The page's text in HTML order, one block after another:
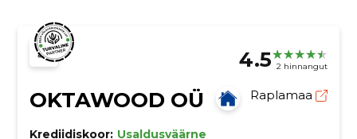
4.5 2 hinnangut
OKTAWOOD OÜ Raplamaa
Krediidiskoor: Usaldusväärne